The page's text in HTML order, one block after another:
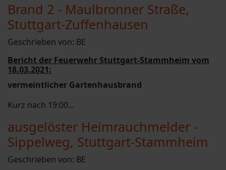
Brand 2 - Maulbronner Straße,
Stuttgart-Zuffenhausen
Geschrieben von: BE
Bericht der Feuerwehr Stuttgart-Stammheim vom
18.03.2021:
vermeintlicher Gartenhausbrand
Kurz nach 19:00...
ausgelöster Heimrauchmelder -
Sippelweg, Stuttgart-Stammheim
Geschrieben von: BE